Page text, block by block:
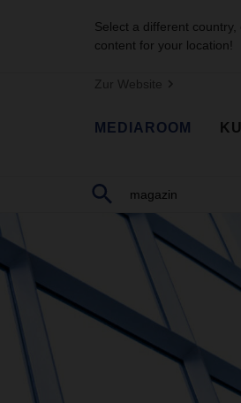
Select a different
content for your location!
Zur Website
MEDIAROOM